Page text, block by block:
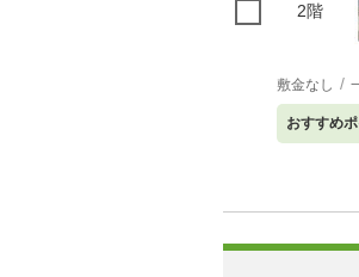
2階
敷金なし
おすすめ